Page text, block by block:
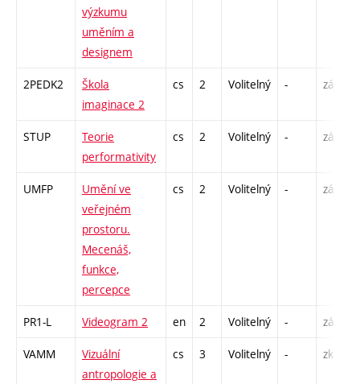
výzkumu
uměním a
designem
2PEDK2
Škola
imaginace 2
cs 2 Volitelný - zá
STUP
Teorie
performativity
cs 2 Volitelný - zá
UMFP
Umění ve
veřejném
prostoru.
Mecenáš,
funkce,
percepce
cs 2 Volitelný - zá
PR1-L Videogram 2 en 2 Volitelný - zá
VAMM
Vizuální
antropologie a
cs 3 Volitelný - zk